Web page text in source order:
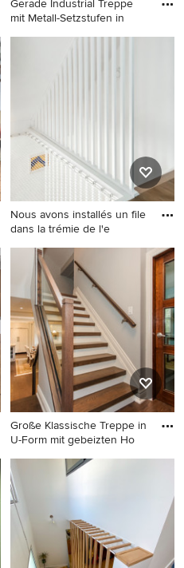
Gerade Industrial Treppe
mit Metall-Setzstufen in
Gerade Industrial Treppe mit
Nous avons installés un file
dans la trémie de l'e
Gewendelte Skandinavische
Treppe in Paris
Große Klassische Treppe in
U-Form mit gebeizten Ho
Große Klassische Treppe in
U-Form mit gebeizten Holz-
Setzstufen in Toronto